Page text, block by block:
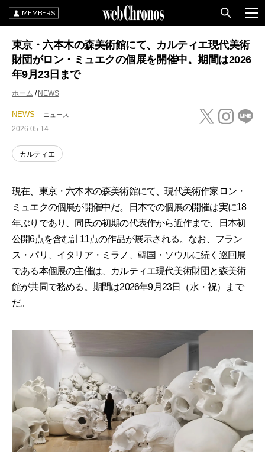
MEMBERS
東京・六本木の森美術館にて、カルティエ現代美術
財団がロン・ミュエクの個展を開催中。期間は2026
年9月23日まで
ホーム NEWS
NEWS ニュース
2026.05.14
カルティエ
現在、東京・六本木の森美術館にて、現代美術作家ロン・
ミュエクの個展が開催中だ。日本での個展の開催は実に18
年ぶりであり、同氏の初期の代表作から近作まで、日本初
公開6点を含む計11点の作品が展示される。なお、フラン
ス・パリ、イタリア・ミラノ、韓国・ソウルに続く巡回展
である本個展の主催は、カルティエ現代美術財団と森美術
館が共同で務める。期間は2026年9月23日（水・祝）まで
だ。